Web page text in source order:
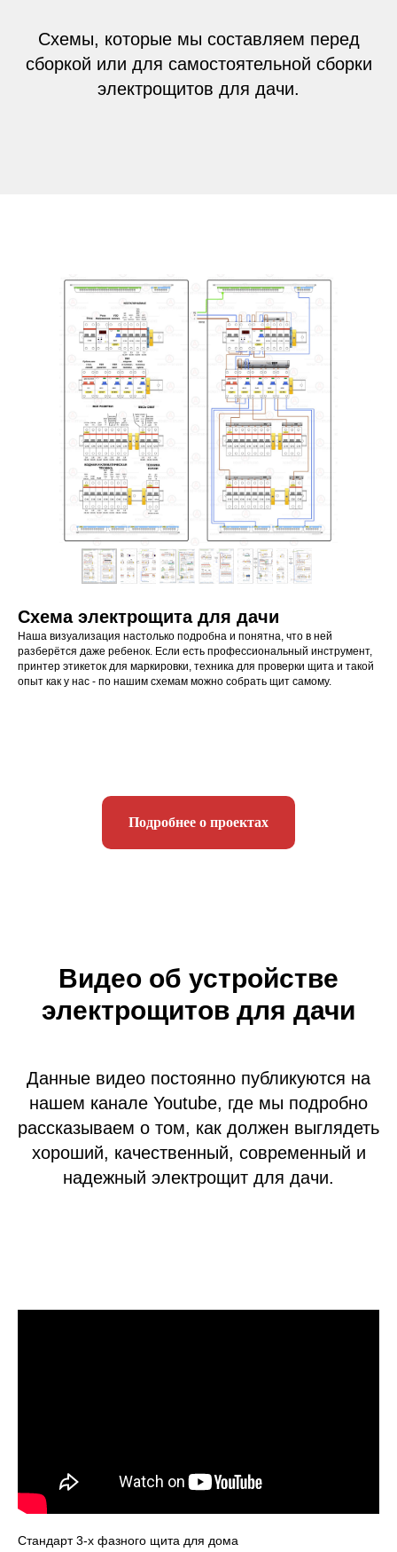
Схемы, которые мы составляем перед
сборкой или для самостоятельной сборки
электрощитов для дачи.
Схема электрощита для дачи
Наша визуализация настолько подробна и понятна, что в ней
разберётся даже ребенок. Если есть профессиональный инструмент,
принтер этикеток для маркировки, техника для проверки щита и такой
опыт как у нас - по нашим схемам можно собрать щит самому.
Подробнее о проектах
Видео об устройстве
электрощитов для дачи
Данные видео постоянно публикуются на
нашем канале Youtube, где мы подробно
рассказываем о том, как должен выглядеть
хороший, качественный, современный и
надежный электрощит для дачи.
Стандарт 3-х фазного щита для дома